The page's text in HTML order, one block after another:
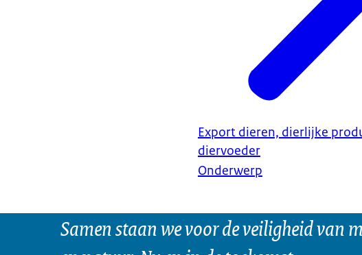
Export dieren, dierlijke
diervoeder
Onderwerp
Samen staan we voor de veiligheid van